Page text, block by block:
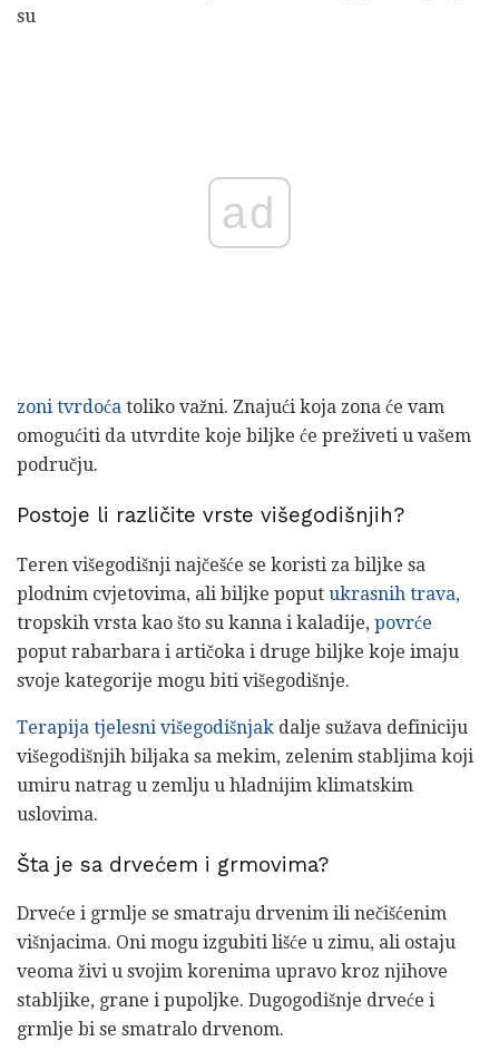
su
ad
zoni tvrdoća toliko važni. Znajući koja zona će vam
omogućiti da utvrdite koje biljke će preživeti u vašem
području.
Postoje li različite vrste višegodišnjih?
Teren višegodišnji najčešće se koristi za biljke sa
plodnim cvjetovima, ali biljke poput ukrasnih trava,
tropskih vrsta kao što su kanna i kaladije, povrće
poput rabarbara i artičoka i druge biljke koje imaju
svoje kategorije mogu biti višegodišnje.
Terapija tjelesni višegodišnjak dalje sužava definiciju
višegodišnjih biljaka sa mekim, zelenim stabljima koji
umiru natrag u zemlju u hladnijim klimatskim
uslovima.
Šta je sa drvećem i grmovima?
Drveće i grmlje se smatraju drvenim ili nečišćenim
višnjacima. Oni mogu izgubiti lišće u zimu, ali ostaju
veoma živi u svojim korenima upravo kroz njihove
stabljike, grane i pupoljke. Dugogodišnje drveće i
grmlje bi se smatralo drvenom.